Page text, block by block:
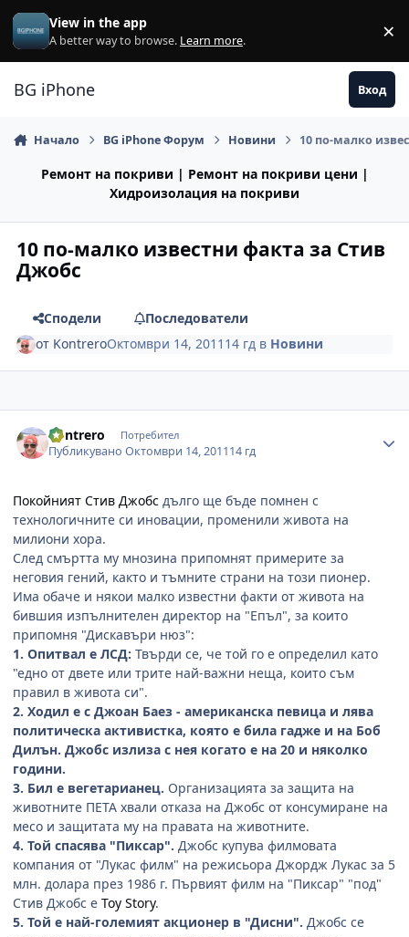
Премини към съдържанието
View in the app
A better way to browse. Learn more. ×
BG iPhone Вход
Начало BG iPhone Форум Новини 10 по-малко
Ремонт на покриви | Ремонт на покриви цени |
Хидроизолация на покриви
10 по-малко известни факта за Стив
Джобс
Сподели
Последователи
от KontreroОктомври 14, 2011 14 гд в Новини
Kontrero Потребител
ПубликуваноОктомври 14, 201114 гд
Покойният Стив Джобс дълго ще бъде помнен с
технологичните си иновации, променили живота на
милиони хора.
След смъртта му мнозина припомнят примерите за
неговия гений, както и тъмните страни на този пионер.
Има обаче и някои малко известни факти от живота на
бившия изпълнителен директор на "Епъл", за които
припомня "Дискавъри нюз":
1. Опитвал е ЛСД: Твърди се, че той го е определил като
"едно от двете или трите най-важни неща, които съм
правил в живота си".
2. Ходил е с Джоан Баез - американска певица и лява
политическа активистка, която е била гадже и на Боб
Дилън. Джобс излиза с нея когато е на 20 и няколко
години.
3. Бил е вегетарианец. Организацията за защита на
животните ПЕТА хвали отказа на Джобс от консумиране на
месо и защитата му на правата на животните.
4. Той спасява "Пиксар". Джобс купува филмовата
компания от "Лукас филм" на режисьора Джордж Лукас за 5
млн. долара през 1986 г. Първият филм на "Пиксар" "под"
Стив Джобс е Toy Story.
5. Той е най-големият акционер в "Дисни". Джобс се